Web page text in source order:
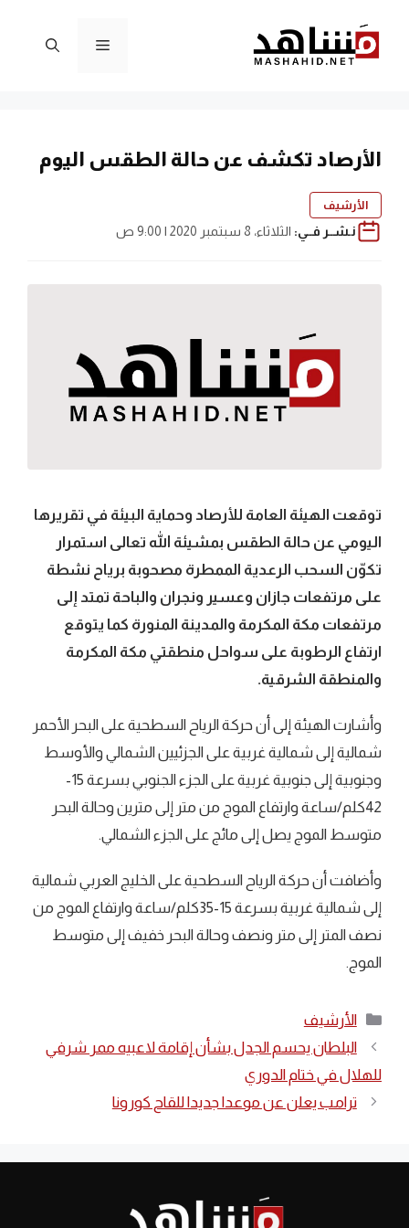
المحتوى
القائمة
الأرصاد تكشف عن حالة الطقس اليوم
الأرشيف
نـشــر فــي: الثلاثاء، 8 سبتمبر 2020 | 9:00 ص
توقعت الهيئة العامة للأرصاد وحماية البيئة في تقريرها
اليومي عن حالة الطقس بمشيئة الله تعالى استمرار
تكوّن السحب الرعدية الممطرة مصحوبة برياح نشطة
على مرتفعات جازان وعسير ونجران والباحة تمتد إلى
مرتفعات مكة المكرمة والمدينة المنورة كما يتوقع
ارتفاع الرطوبة على سواحل منطقتي مكة المكرمة
والمنطقة الشرقية.
وأشارت الهيئة إلى أن حركة الرياح السطحية على البحر الأحمر
شمالية إلى شمالية غربية على الجزئيين الشمالي والأوسط
وجنوبية إلى جنوبية غربية على الجزء الجنوبي بسرعة 15-
42كلم/ساعة وارتفاع الموج من متر إلى مترين وحالة البحر
متوسط الموج يصل إلى مائج على الجزء الشمالي.
وأضافت أن حركة الرياح السطحية على الخليج العربي شمالية
إلى شمالية غربية بسرعة 15-35كلم/ساعة وارتفاع الموج من
نصف المتر إلى متر ونصف وحالة البحر خفيف إلى متوسط
الموج.
التصنيفات
الأرشيف
البلطان يحسم الجدل بشأن إقامة لاعبيه ممر شرفي
للهلال في ختام الدوري
ترامب يعلن عن موعدا جديدا للقاح كورونا